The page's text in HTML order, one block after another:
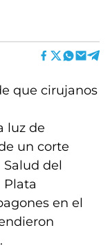
que cirujanos
luz de
un corte
del
Plata
en el